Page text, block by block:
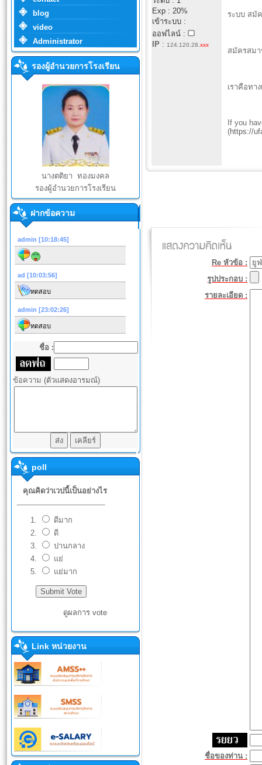
blog
video
Administrator
รองผู้อำนวยการโรงเรียน
นางตติยา ทองมงคล
รองผู้อำนวยการโรงเรียน
ฝากข้อความ
ชื่อ :
ข้อความ (ตัวแสดงอารมณ์)
poll
คุณคิดว่าเวปนี้เป็นอย่างไร
ดีมาก
ดี
ปานกลาง
แย่
แย่มาก
ดูผลการ vote
Link หน่วยงาน
Exp : 20%
เข้าระบบ :
ออฟไลน์ :
IP : 124.120.28. xxx
ระบบ สมั
สมัครสมา
เราคือทา
If yоu
(https://
Re หัวข้อ :
รูปประกอบ :
รายละเอียด :
ชื่อของท่าน :